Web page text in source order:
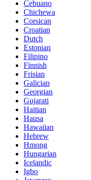
Cebuano
Chichewa
Corsican
Croatian
Dutch
Estonian
Filipino
Finnish
Frisian
Galician
Georgian
Gujarati
Haitian
Hausa
Hawaiian
Hebrew
Hmong
Hungarian
Icelandic
Igbo